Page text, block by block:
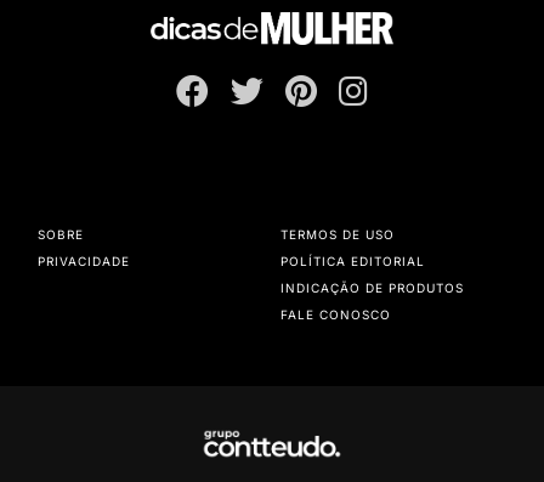
SOBRE
PRIVACIDADE
TERMOS DE USO
POLÍTICA EDITORIAL
INDICAÇÃO DE PRODUTOS
FALE CONOSCO